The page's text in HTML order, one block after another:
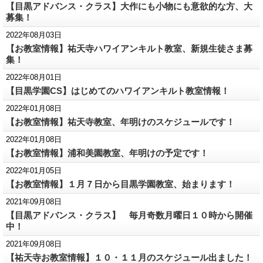
【目黒アドバンス・クラス】大作にも小物にも意欲的な方、大
募集！
2022年08月03日
【お教室情報】祐天寺ハワイアンキルト教室、新規生徒さま募
集！
2022年08月01日
【目黒学園CS】はじめてのハワイアンキルト教室情報！
2022年01月08日
【お教室情報】祐天寺教室、年明けのスケジュールです！
2022年01月08日
【お教室情報】浦和美園教室、年明けの予定です！
2022年01月05日
【お教室情報】１月７日から目黒学園教室、始まります！
2021年09月08日
【目黒アドバンス・クラス】 毎月奇数月曜日１０時から開催
中！
2021年09月08日
【祐天寺お教室情報】１０・１１月のスケジュール出ました！